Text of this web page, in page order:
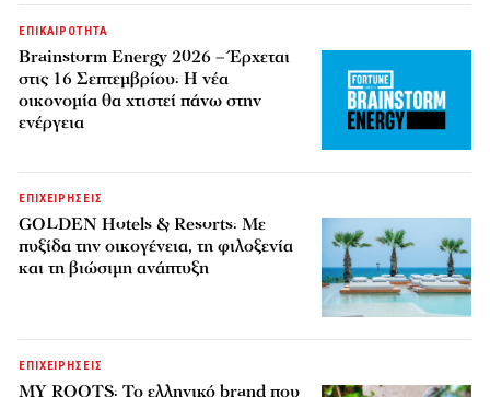
ΕΠΙΚΑΙΡΟΤΗΤΑ
Brainstorm Energy 2026 – Έρχεται
στις 16 Σεπτεμβρίου: Η νέα
οικονομία θα χτιστεί πάνω στην
ενέργεια
ΕΠΙΧΕΙΡΗΣΕΙΣ
GOLDEN Hotels & Resorts: Με
πυξίδα την οικογένεια, τη φιλοξενία
και τη βιώσιμη ανάπτυξη
ΕΠΙΧΕΙΡΗΣΕΙΣ
MY ROOTS: Το ελληνικό brand που